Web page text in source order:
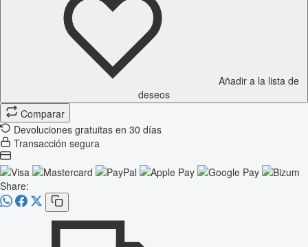
Añadir a la lista de
deseos
Comparar
Devoluciones gratuitas en 30 días
Transacción segura
Share: